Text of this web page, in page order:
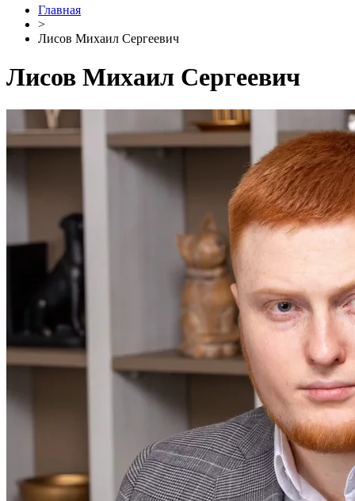
Главная
>
Лисов Михаил Сергеевич
Лисов Михаил Сергеевич